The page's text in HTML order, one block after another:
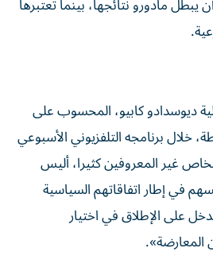
ديوسدادو كابيو، المحسوب على
خلال برنامجه التلفزيوني الأسبوعي
غير المعروفين كثيرا، أليس
في إطار اتفاقاتهم السياسية
على الإطلاق في اختيار